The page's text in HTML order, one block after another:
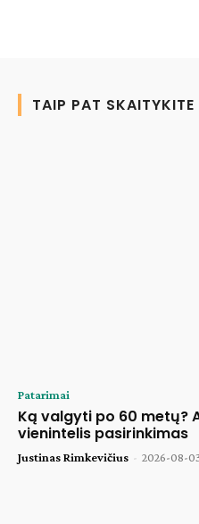
TAIP PAT SKAITYKITE
Patarimai
Ką valgyti po 60 metų?
vienintelis pasirinkimas
Justinas Rimkevičius - 2026-08-